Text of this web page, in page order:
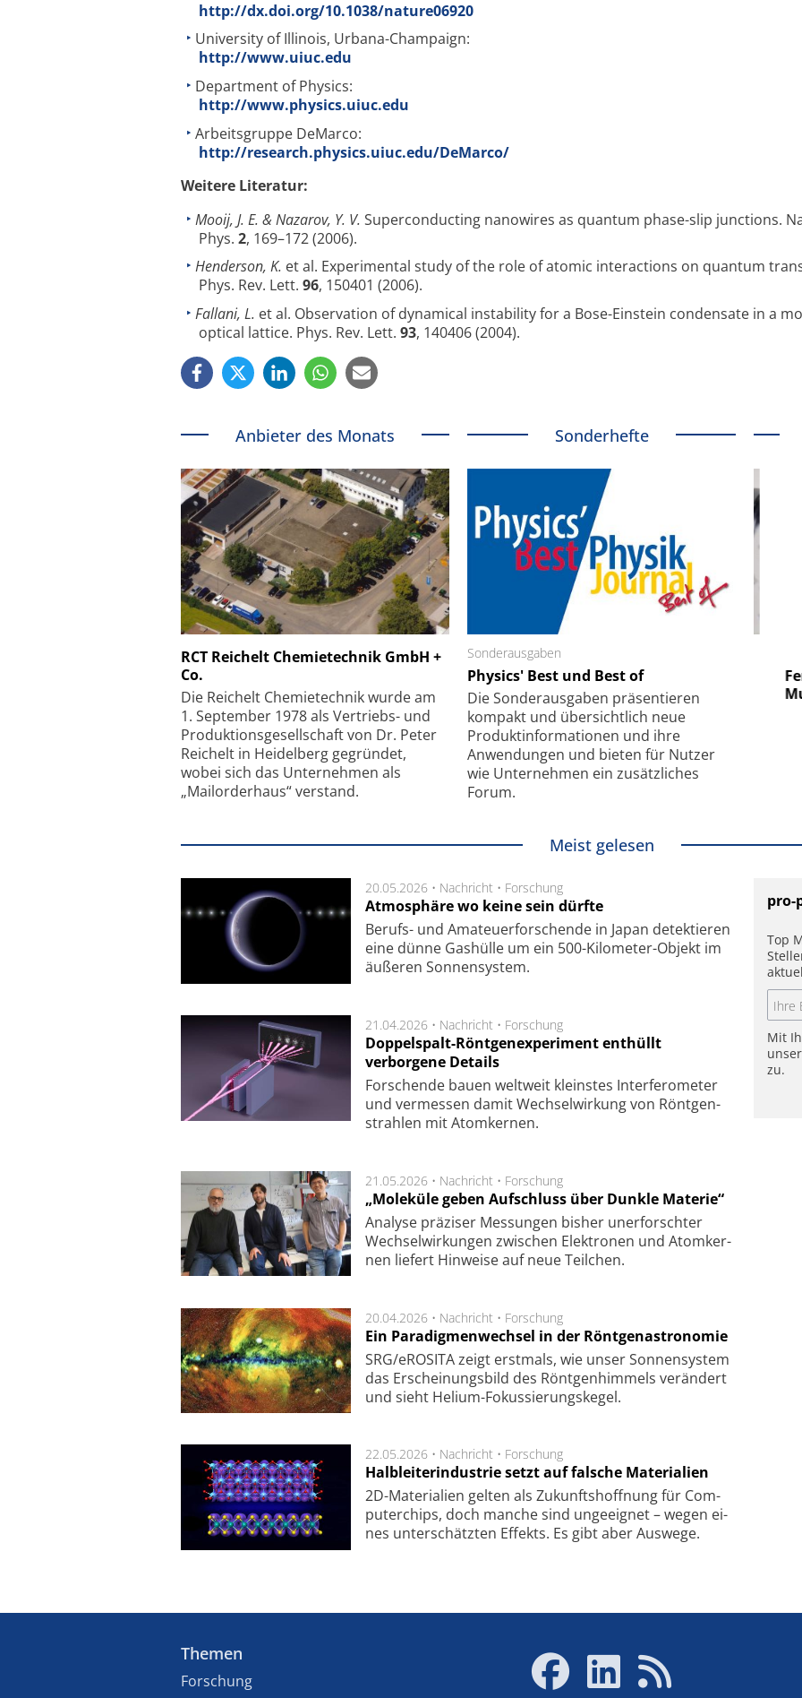
http://dx.doi.org/10.1038/nature06920
University of Illinois, Urbana-Champaign:
http://www.uiuc.edu
Department of Physics:
http://www.physics.uiuc.edu
Arbeitsgruppe DeMarco:
http://research.physics.uiuc.edu/DeMarco/
Weitere Literatur:
Mooij, J. E. & Nazarov, Y. V. Superconducting nanowires as quantum phase-slip junctions.
Phys. 2, 169–172 (2006).
Henderson, K. et al. Experimental study of the role of atomic interactions on quantum
Phys. Rev. Lett. 96, 150401 (2006).
Fallani, L. et al. Observation of dynamical instability for a Bose-Einstein condensate in a
optical lattice. Phys. Rev. Lett. 93, 140406 (2004).
Anbieter des Monats
RCT Reichelt Chemietechnik GmbH +
Co.
Die Reichelt Chemietechnik wurde am
1. September 1978 als Vertriebs- und
Produktionsgesellschaft von Dr. Peter
Reichelt in Heidelberg gegründet,
wobei sich das Unternehmen als
„Mailorderhaus“ verstand.
Sonderhefte
Sonderausgaben
Physics' Best und Best of
Die Sonder­ausgaben präsentieren
kompakt und übersichtlich neue
Produkt­informationen und ihre
Anwendungen und bieten für Nutzer
wie Unternehmen ein zusätzliches
Forum.
Schäfter + Kirchhoff GmbH
Feinfokussierungsmechanismus
Elektronenmikroskopie auf
kleinstem Raum
Meist gelesen
20.05.2026 • Nachricht • Forschung
Atmosphäre wo keine sein dürfte
Berufs- und Ama­teuer­for­schen­de in Japan de­tek­tie­ren
eine dün­ne Gas­hül­le um ein 500-Kilo­meter-Objekt im
äu­ße­ren Son­nen­sys­tem.
21.04.2026 • Nachricht • Forschung
Doppelspalt-Röntgenexperiment enthüllt
verborgene Details
For­schen­de bau­en welt­weit kleins­tes In­ter­fe­ro­me­ter
und ver­mes­sen da­mit Wech­sel­wir­kung von Rönt­gen­
strah­len mit Atom­ker­nen.
21.05.2026 • Nachricht • Forschung
„Moleküle geben Aufschluss über Dunkle Materie“
Analyse prä­zi­ser Mes­sung­en bis­her un­er­for­schter
Wech­sel­wir­kung­en zwi­schen Elek­tro­nen und Atom­ker­
nen lie­fert Hin­wei­se auf neue Teil­chen.
20.04.2026 • Nachricht • Forschung
Ein Paradigmenwechsel in der Röntgenastronomie
SRG/eROSITA zeigt erst­mals, wie unser Son­nen­sys­tem
das Er­schei­nungs­bild des Rönt­gen­him­mels ver­än­dert
und sieht Helium-Fokus­sie­rungs­ke­gel.
22.05.2026 • Nachricht • Forschung
Halbleiterindustrie setzt auf falsche Materialien
2D-Mate­ri­a­li­en gel­ten als Zu­kunfts­hoff­nung für Com­
pu­ter­chips, doch man­che sind un­ge­eig­net – we­gen ei­
nes un­ter­schätz­ten Ef­fekts. Es gibt aber Aus­we­ge.
pro-
Top
Mit
zu.
Themen
Forschung